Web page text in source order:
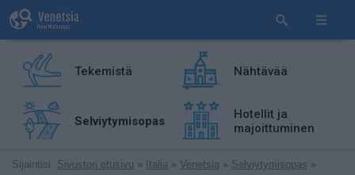
Tekemistä Nähtävää
Selviytymisopas
Hotellit ja
majoittuminen
Sijaintisi: Sivuston etusivu » Italia » Venetsia » Selviytymisopas »